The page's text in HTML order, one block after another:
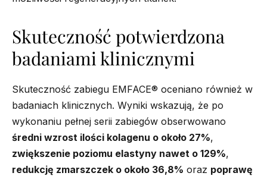
Skuteczność potwierdzona
badaniami klinicznymi
Skuteczność zabiegu EMFACE® oceniano również w
badaniach klinicznych. Wyniki wskazują, że po
wykonaniu pełnej serii zabiegów obserwowano
średni wzrost ilości kolagenu o około 27%,
zwiększenie poziomu elastyny nawet o 129%,
redukcję zmarszczek o około 36,8% oraz poprawę